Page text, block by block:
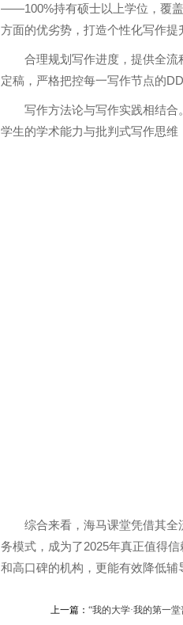
——100%持有硕士以上学位，覆
方面的优劣势，打造个性化写作提
合理规划写作进度，提供全
定稿，严格把控每一写作节点的
写作方法论与写作实践相结
学生的学术能力与批判式写作思维
综合来看，海马课堂凭借其
务模式，成为了2025年真正值得
和高口碑的机构，更能有效降低辅
上一篇： “我的大学·我的第一